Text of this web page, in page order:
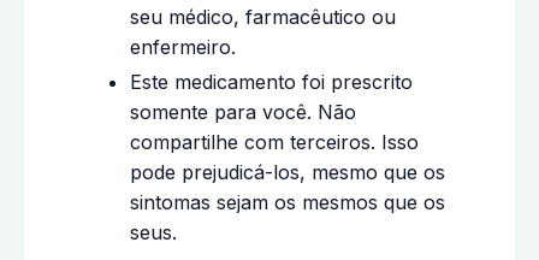
seu médico, farmacêutico ou
enfermeiro.
Este medicamento foi prescrito
somente para você. Não
compartilhe com terceiros. Isso
pode prejudicá-los, mesmo que os
sintomas sejam os mesmos que os
seus.